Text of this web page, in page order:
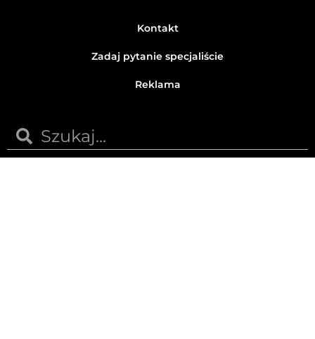
Kontakt
Zadaj pytanie specjaliście
Reklama